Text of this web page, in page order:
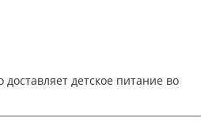
детское питание во